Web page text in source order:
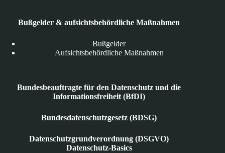
Bußgelder & aufsichtsbehördliche Maßnahmen
Bußgelder
Aufsichtsbehördliche Maßnahmen
Bundesbeauftragte für den Datenschutz und die
Informationsfreiheit (BfDI)
Bundesdatenschutzgesetz (BDSG)
Datenschutzgrundverordnung (DSGVO)
Datenschutz-Basics